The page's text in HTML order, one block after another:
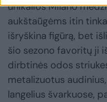
unikalios Milano
aukštaūgėms itin
išryškina figūrą, bet
šio sezono favoritų ji
dirbtinės odos
metalizuotus
langelius švarkuose,